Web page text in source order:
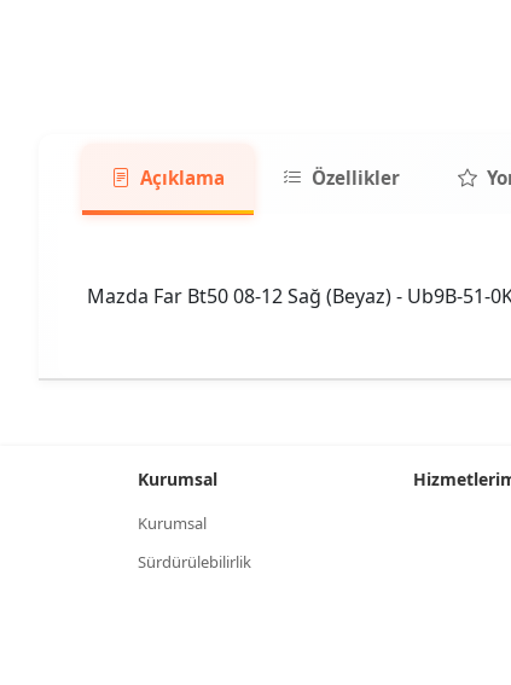
Açıklama Özellikler
Mazda Far Bt50 08-12 Sağ (Beyaz) - Ub9B-51-
Kurumsal
Kurumsal
Sürdürülebilirlik